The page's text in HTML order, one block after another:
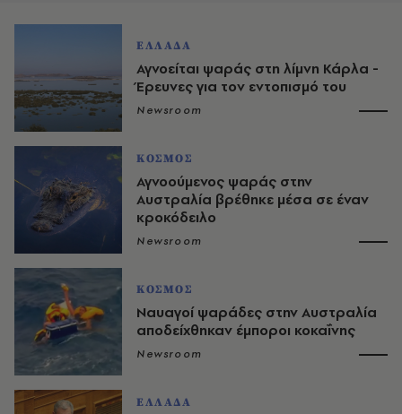
ΕΛΛΑΔΑ
Αγνοείται ψαράς στη λίμνη Κάρλα -
Έρευνες για τον εντοπισμό του
Newsroom
ΚΟΣΜΟΣ
Αγνοούμενος ψαράς στην
Αυστραλία βρέθηκε μέσα σε έναν
κροκόδειλο
Newsroom
ΚΟΣΜΟΣ
Ναυαγοί ψαράδες στην Αυστραλία
αποδείχθηκαν έμποροι κοκαΐνης
Newsroom
ΕΛΛΑΔΑ